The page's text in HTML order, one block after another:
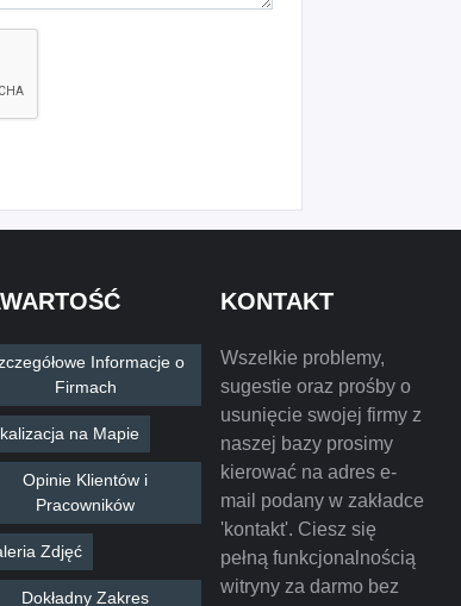
Informacje o
Firmach
na Mapie
Opinie Klientów i
Pracowników
Zdjęć
Dokładny Zakres
KONTAKT
Wszelkie problemy,
sugestie oraz prośby o
usunięcie swojej firmy z
naszej bazy prosimy
kierować na adres e-
mail podany w zakładce
'kontakt'. Ciesz się
pełną funkcjonalnością
witryny za darmo bez